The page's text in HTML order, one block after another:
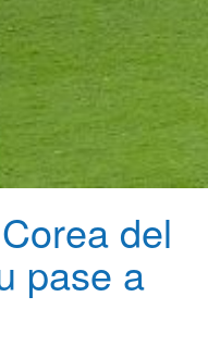
del
pase a